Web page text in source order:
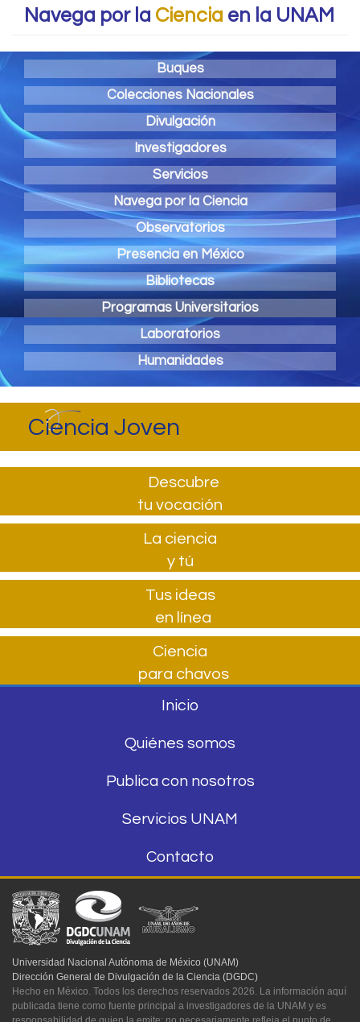
Navega por la Ciencia en la UNAM
Buques
Colecciones Nacionales
Divulgación
Investigadores
Servicios
Navega por la Ciencia
Observatorios
Presencia en México
Bibliotecas
Programas Universitarios
Laboratorios
Humanidades
Ciencia Joven
Descubre
tu vocación
La ciencia
y tú
Tus ideas
en línea
Ciencia
para chavos
Inicio
Quiénes somos
Publica con nosotros
Servicios UNAM
Contacto
Universidad Nacional Autónoma de México (UNAM)
Dirección General de Divulgación de la Ciencia (DGDC)
Hecho en México. Todos los derechos reservados 2026. La información aquí
publicada tiene como fuente principal a investigadores de la UNAM y es